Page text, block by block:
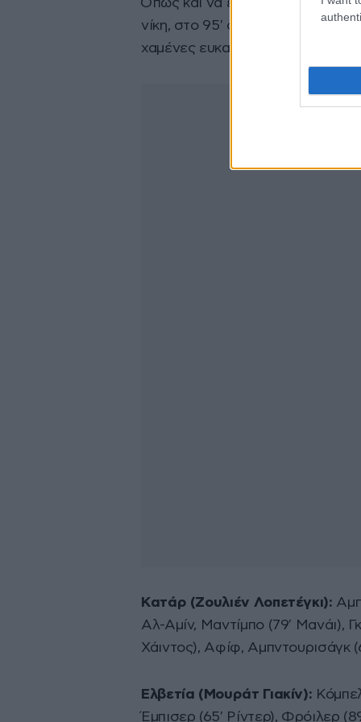
Όπως και να έχει, η Ελβετία
νίκη, στο 95′ όμως ο Κούκι με
χαμένες ευκαιρίες της,
Κατάρ (Ζουλιέν Λοπετέγκι):
Αλ-Αμίν, Μαντίμπο (79′ Μανάι),
Χάιντος), Αφίφ, Αμπντουρισάγκ
Ελβετία (Μουράτ Γιακίν):
Έμπισερ (65′ Ρίντερ), Φρόιλερ